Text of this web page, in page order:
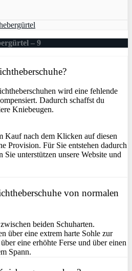
– 9
wird eine fehlende
Dadurch schaffst du
Kniebeugen.
Kauf nach dem Klicken auf diesen
Provision. Für Sie entstehen dadurch
unterstützen unsere Website und
von normalen
beiden Schuharten.
über eine extrem harte Sohle zur
eine erhöhte Ferse und über einen
Spann.